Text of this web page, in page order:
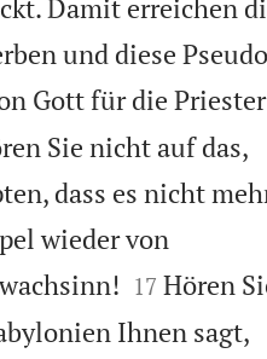
Damit erreichen
und diese
Gott für die Priester
Sie nicht auf das,
dass es nicht
wieder von

17 Hören
Ihnen sagt,